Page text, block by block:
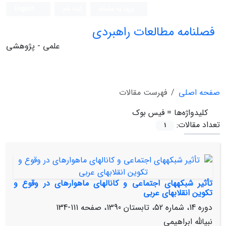
فصلنامه مطالعات راهبردی
علمی - پژوهشی
صفحه اصلی
فهرست مقالات
کلیدواژه‌ها = فیس بوک
تعداد مقالات:
1
تأثیر شبکه‏های اجتماعی و کانال‏های ماهواره‏ای در وقوع و
تکوین انقلاب‏های عربی
دوره 14، شماره 52، تابستان 1390، صفحه
111-134
نبی‏الله ابراهیمی